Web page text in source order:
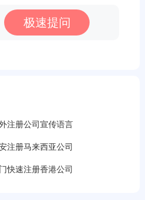
极速提问
注册公司宣传语言
注册马来西亚公司
快速注册香港公司